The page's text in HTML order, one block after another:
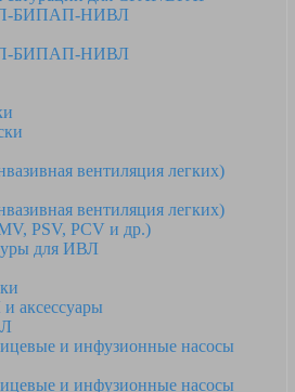
БИПАП-НИВЛ
БИПАП-НИВЛ
вентиляция легких)
вентиляция легких)
PSV, PCV и др.)
для ИВЛ
аксессуары
и инфузионные насосы
и инфузионные насосы